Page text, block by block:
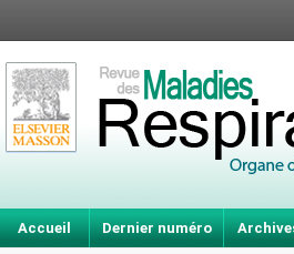
Accueil Dernier numéro